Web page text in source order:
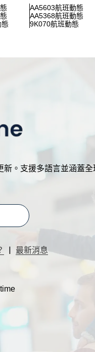
AA5603航班動態
AA5368航班動態
9K070航班動態
支援多語言並涵蓋全
| 最新消息